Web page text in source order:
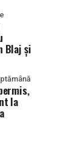
Blaj și
la